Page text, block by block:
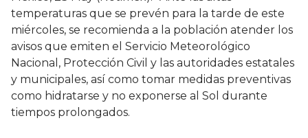
temperaturas que se prevén para la tarde de este
miércoles, se recomienda a la población atender los
avisos que emiten el Servicio Meteorológico
Nacional, Protección Civil y las autoridades estatales
y municipales, así como tomar medidas preventivas
como hidratarse y no exponerse al Sol durante
tiempos prolongados.